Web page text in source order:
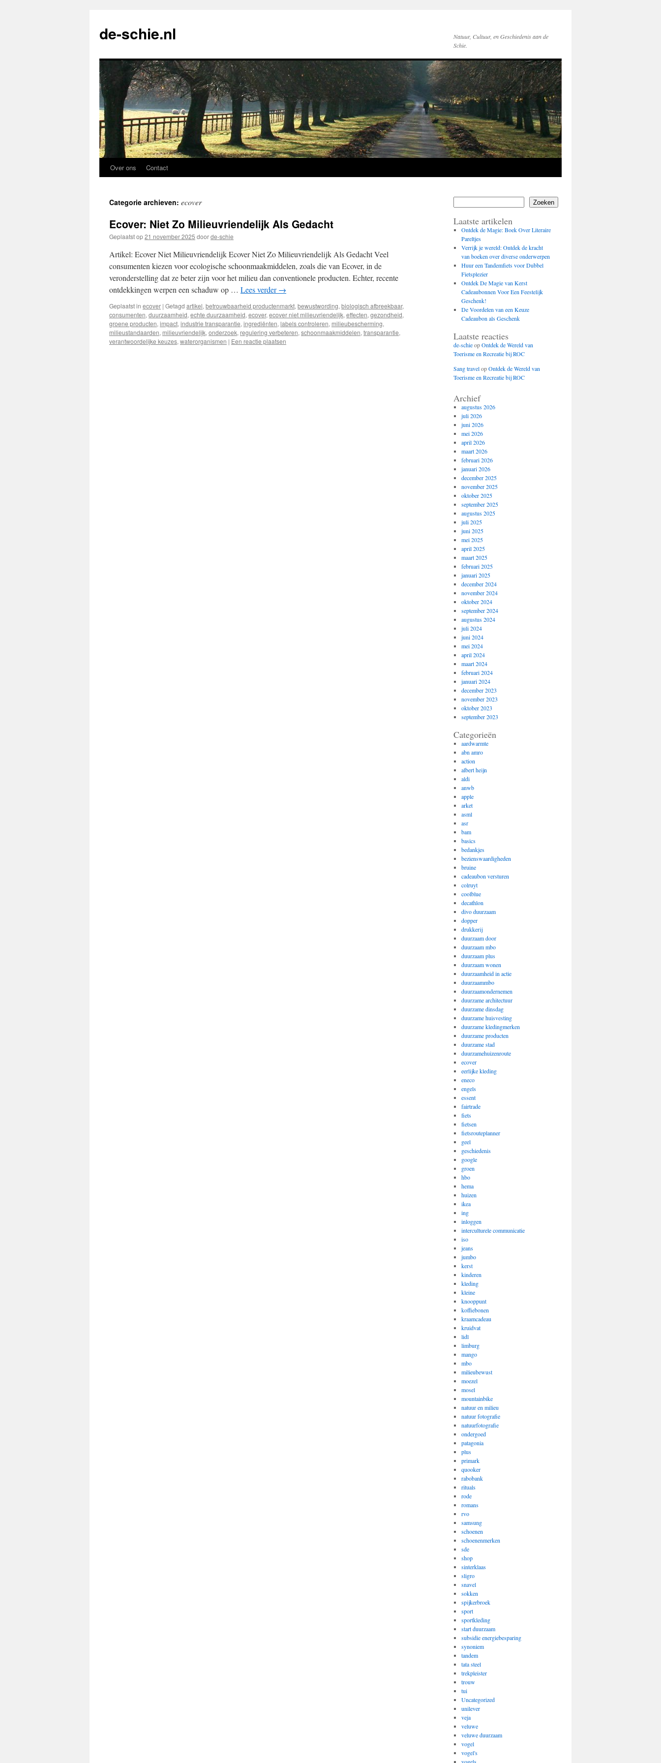
de-schie.nl
Natuur, Cultuur, en Geschiedenis aan de
Schie.
Spring
inhoud
Over ons Contact
Categorie archieven: ecover
Ecover: Niet Zo Milieuvriendelijk Als Gedacht
Geplaatst op21 november 2025 doorde-schie
Artikel: Ecover Niet Milieuvriendelijk Ecover Niet Zo Milieuvriendelijk Als Gedacht Veel
consumenten kiezen voor ecologische schoonmaakmiddelen, zoals die van Ecover, in de
veronderstelling dat ze beter zijn voor het milieu dan conventionele producten. Echter, recente
ontdekkingen werpen een schaduw op … Lees verder→
Geplaatst in ecover | Getagd artikel, betrouwbaarheid productenmarkt, bewustwording, biologisch afbreekbaar,
consumenten, duurzaamheid, echte duurzaamheid, ecover, ecover niet milieuvriendelijk, effecten, gezondheid,
groene producten, impact, industrie transparantie, ingrediënten, labels controleren, milieubescherming,
milieustandaarden, milieuvriendelijk, onderzoek, regulering verbeteren, schoonmaakmiddelen, transparantie,
verantwoordelijke keuzes, waterorganismen | Een reactie plaatsen
Zoeken
Laatste artikelen
Ontdek de Magie: Boek Over Literaire
Pareltjes
Verrijk je wereld: Ontdek de kracht
van boeken over diverse onderwerpen
Huur een Tandemfiets voor Dubbel
Fietsplezier
Ontdek De Magie van Kerst
Cadeaubonnen Voor Een Feestelijk
Geschenk!
De Voordelen van een Keuze
Cadeaubon als Geschenk
Laatste reacties
de-schieopOntdek de Wereld van
Toerisme en Recreatie bij ROC
Sang travelopOntdek de Wereld van
Toerisme en Recreatie bij ROC
Archief
augustus 2026
juli 2026
juni 2026
mei 2026
april 2026
maart 2026
februari 2026
januari 2026
december 2025
november 2025
oktober 2025
september 2025
augustus 2025
juli 2025
juni 2025
mei 2025
april 2025
maart 2025
februari 2025
januari 2025
december 2024
november 2024
oktober 2024
september 2024
augustus 2024
juli 2024
juni 2024
mei 2024
april 2024
maart 2024
februari 2024
januari 2024
december 2023
november 2023
oktober 2023
september 2023
Categorieën
aardwarmte
abn amro
action
albert heijn
aldi
anwb
apple
arket
asml
asr
bam
basics
bedankjes
bezienswaardigheden
bruine
cadeaubon versturen
colruyt
coolblue
decathlon
divo duurzaam
dopper
drukkerij
duurzaam door
duurzaam mbo
duurzaam plus
duurzaam wonen
duurzaamheid in actie
duurzaammbo
duurzaamondernemen
duurzame architectuur
duurzame dinsdag
duurzame huisvesting
duurzame kledingmerken
duurzame producten
duurzame stad
duurzamehuizenroute
ecover
eerlijke kleding
eneco
engels
essent
fairtrade
fiets
fietsen
fietsrouteplanner
geel
geschiedenis
google
groen
hbo
hema
huizen
ikea
ing
inloggen
interculturele communicatie
iso
jeans
jumbo
kerst
kinderen
kleding
kleine
knooppunt
koffiebonen
kraamcadeau
kruidvat
lidl
limburg
mango
mbo
milieubewust
moezel
mosel
mountainbike
natuur en milieu
natuur fotografie
natuurfotografie
ondergoed
patagonia
plus
primark
quooker
rabobank
rituals
rode
romans
rvo
samsung
schoenen
schoenenmerken
sde
shop
sinterklaas
sligro
snavel
sokken
spijkerbroek
sport
sportkleding
start duurzaam
subsidie energiebesparing
synoniem
tandem
tata steel
trekpleister
trouw
tui
Uncategorized
unilever
veja
veluwe
veluwe duurzaam
vogel
vogel's